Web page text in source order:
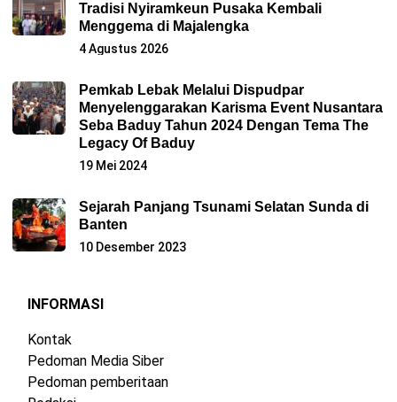
Tradisi Nyiramkeun Pusaka Kembali
Menggema di Majalengka
4 Agustus 2026
Pemkab Lebak Melalui Dispudpar
Menyelenggarakan Karisma Event Nusantara
Seba Baduy Tahun 2024 Dengan Tema The
Legacy Of Baduy
19 Mei 2024
Sejarah Panjang Tsunami Selatan Sunda di
Banten
10 Desember 2023
INFORMASI
Kontak
Pedoman Media Siber
Pedoman pemberitaan